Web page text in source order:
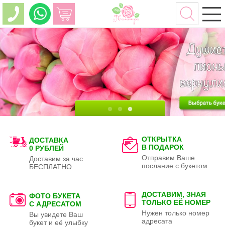
ДОСТАВКА
0 РУБЛЕЙ
Доставим за час
БЕСПЛАТНО
ОТКРЫТКА
В ПОДАРОК
Отправим Ваше
послание с букетом
ФОТО БУКЕТА
С АДРЕСАТОМ
Вы увидете Ваш
букет и её улыбку
ДОСТАВИМ, ЗНАЯ
ТОЛЬКО ЕЁ НОМЕР
Нужен только номер
адресата